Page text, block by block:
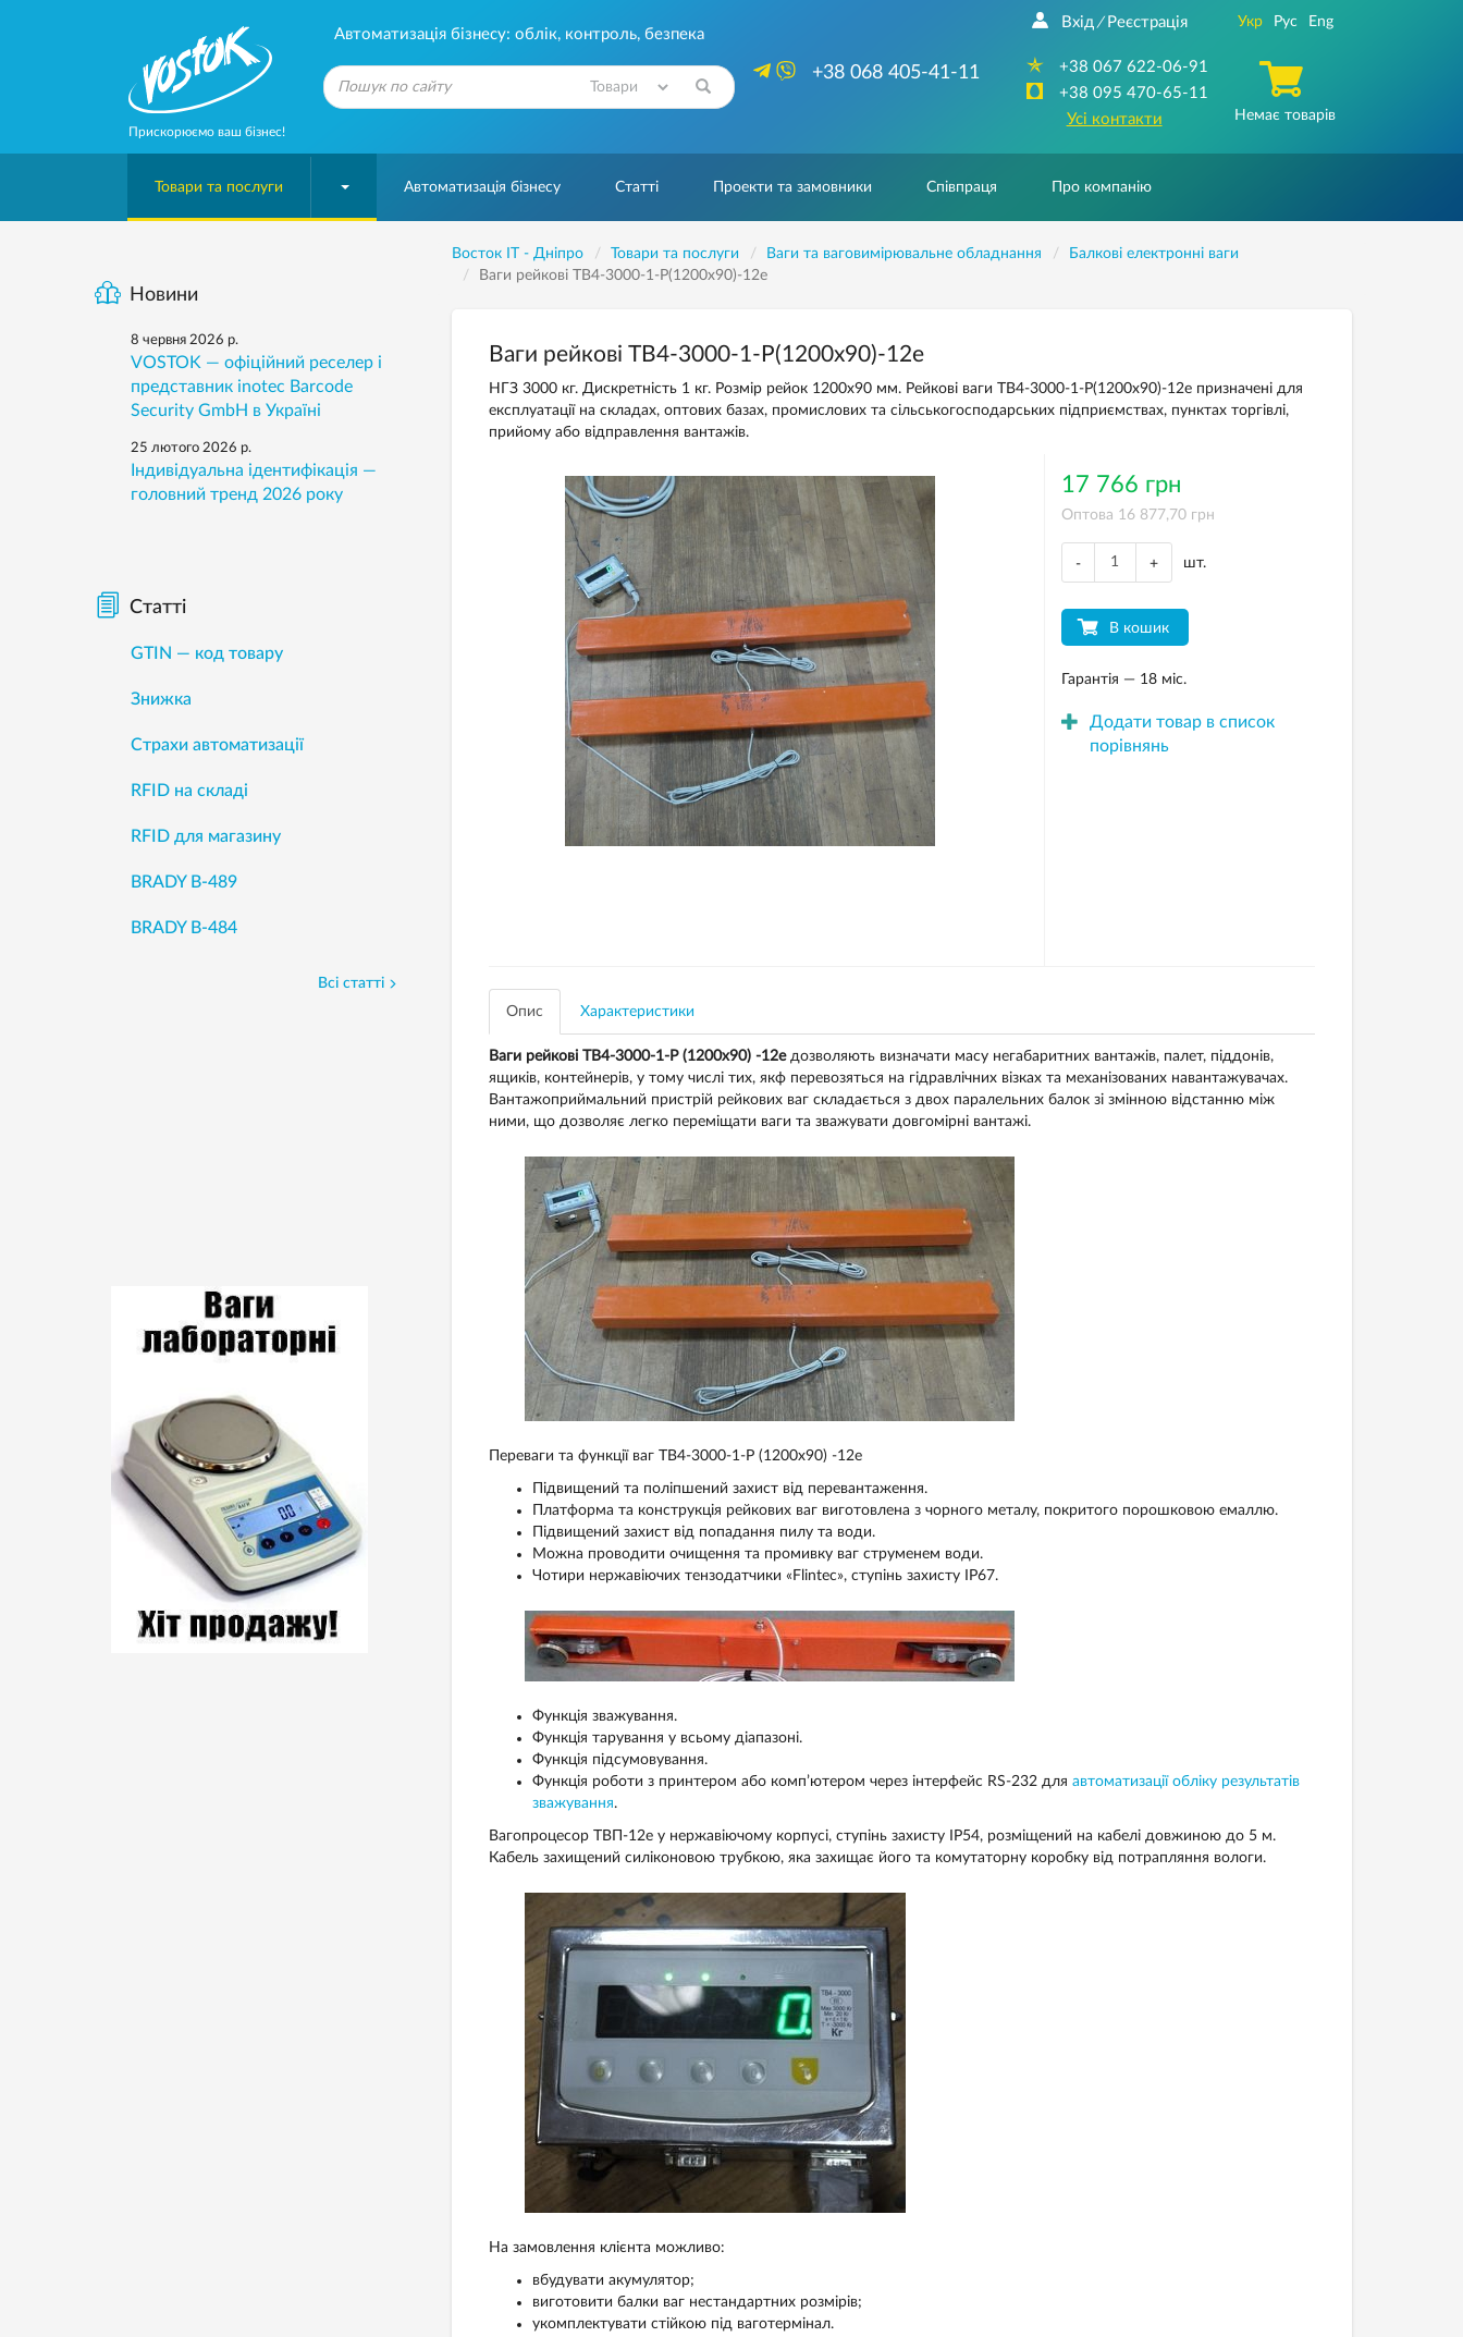
Прискорюємо ваш бізнес!
Автоматизація бізнесу: облік, контроль, безпека
+38 068 405-41-11
Вхід / Реєстрація
+38 067 622-06-91
+38 095 470-65-11
Усі контакти
Укр Рус Eng
Немає товарів
Товари та послуги Автоматизація бізнесу Статті Проекти та замовники Співпраця Про компанію
Восток IT - Дніпро Товари та послуги Ваги та ваговимірювальне обладнання
Балкові електронні ваги
Ваги рейкові ТВ4-3000-1-Р(1200х90)-12е
Ваги рейкові ТВ4-3000-1-Р(1200х90)-12е
НГЗ 3000 кг. Дискретність 1 кг. Розмір рейок 1200х90 мм. Рейкові ваги ТВ4-3000-1-Р(1200х90)-12е призначені для
експлуатації на складах, оптових базах, промислових та сільськогосподарських підприємствах, пунктах торгівлі,
прийому або відправлення вантажів.
17 766 грн
Оптова 16 877,70 грн
- + шт.
В кошик
Гарантія — 18 міс.
Додати товар в список
порівнянь
Опис Характеристики
Ваги рейкові ТВ4-3000-1-Р (1200х90) -12е дозволяють визначати масу негабаритних вантажів, палет, піддонів,
ящиків, контейнерів, у тому числі тих, якф перевозяться на гідравлічних візках та механізованих навантажувачах.
Вантажоприймальний пристрій рейкових ваг складається з двох паралельних балок зі змінною відстанню між
ними, що дозволяє легко переміщати ваги та зважувати довгомірні вантажі.
Переваги та функції ваг ТВ4-3000-1-Р (1200х90) -12е
Підвищений та поліпшений захист від перевантаження.
Платформа та конструкція рейкових ваг виготовлена з чорного металу, покритого порошковою емаллю.
Підвищений захист від попадання пилу та води.
Можна проводити очищення та промивку ваг струменем води.
Чотири нержавіючих тензодатчики «Flintec», ступінь захисту IP67.
Функція зважування.
Функція тарування у всьому діапазоні.
Функція підсумовування.
Функція роботи з принтером або комп’ютером через інтерфейс RS-232 для автоматизації обліку результатів
зважування.
Вагопроцесор ТВП-12е у нержавіючому корпусі, ступінь захисту IP54, розміщений на кабелі довжиною до 5 м.
Кабель захищений силіконовою трубкою, яка захищає його та комутаторну коробку від потрапляння вологи.
На замовлення клієнта можливо:
вбудувати акумулятор;
виготовити балки ваг нестандартних розмірів;
укомплектувати стійкою під ваготермінал.
Новини
8 червня 2026 р.
VOSTOK — офіційний реселер і
представник inotec Barcode
Security GmbH в Україні
25 лютого 2026 р.
Індивідуальна ідентифікація —
головний тренд 2026 року
Статті
GTIN — код товару
Знижка
Страхи автоматизації
RFID на складі
RFID для магазину
BRADY B-489
BRADY B-484
Всі статті